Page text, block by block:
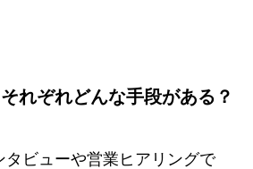
れぞれどんな手段がある？
タビューや営業ヒアリングで